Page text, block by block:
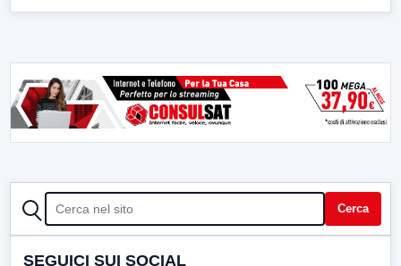
CERCA Cerca
SEGUICI SUI SOCIAL